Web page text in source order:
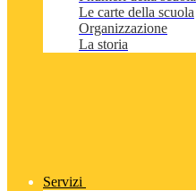
Le carte della scuola
Organizzazione
La storia
Servizi